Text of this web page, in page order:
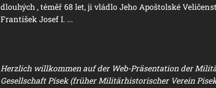
dlouhých , téměř 68 let, ji vládlo Jeho Apoštolské
František Josef I. ...
Herzlich willkommen auf der Web-Präsentation der
Gesellschaft Písek (früher Militärhistorischer Verein